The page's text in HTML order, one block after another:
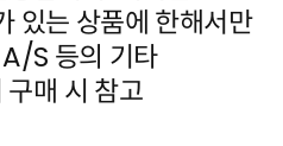
있는 상품에 한해서만
S 등의 기타
매 시 참고